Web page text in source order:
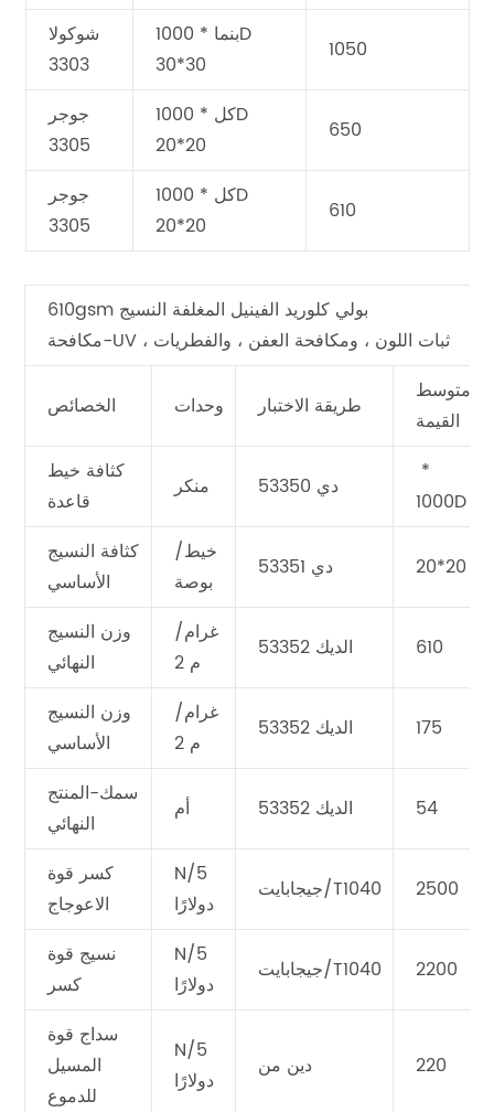
شوكولا
3303
بنما * 1000D
30*30
1050
جوجر
3305
كل * 1000D
20*20
650
جوجر
3305
كل * 1000D
20*20
610
610gsm بولي كلوريد الفينيل المغلفة النسيج
مكافحة-UV ، ثبات اللون ، ومكافحة العفن ، والفطريات
الخصائص وحدات طريقة الاختبار
متوسط
القيمة
كثافة خيط
قاعدة
منكر دي 53350
‬ *
1000D
كثافة النسيج
الأساسي
خيط/
بوصة
دي 53351 20*20
وزن النسيج
النهائي
غرام/
م 2
الديك 53352 610
وزن النسيج
الأساسي
غرام/
م 2
الديك 53352 175
سمك-المنتج
النهائي
أم الديك 53352 54
كسر قوة
الاعوجاج
N/5
دولارًا
جيجابايت/T1040 2500
نسيج قوة
كسر
N/5
دولارًا
جيجابايت/T1040 2200
سداج قوة
المسيل
للدموع
N/5
دولارًا
دين من 220